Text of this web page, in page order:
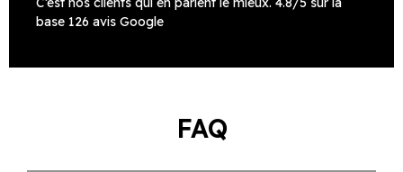
base 126 avis Google
FAQ